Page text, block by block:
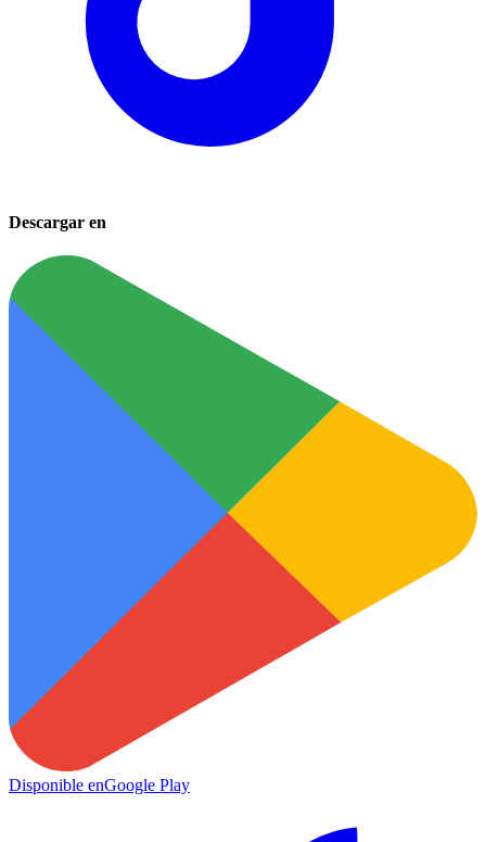
Descargar en
Disponible enGoogle Play